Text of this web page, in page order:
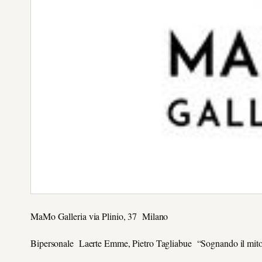
MaMo Galleria via Plinio, 37 Milano
Bipersonale Laerte Emme, Pietro Tagliabue “Sognando il